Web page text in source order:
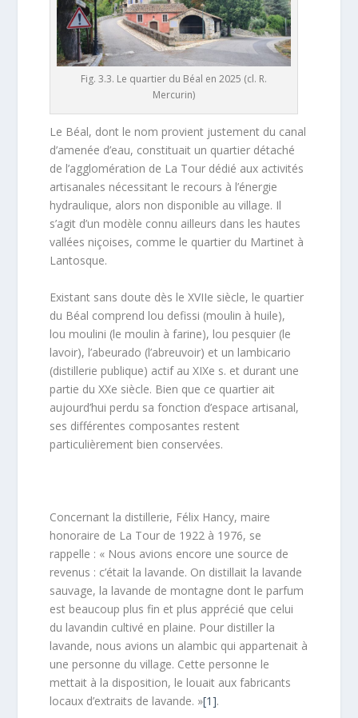
Fig. 3.3. Le quartier du Béal en 2025 (cl. R.
Mercurin)
Le Béal, dont le nom provient justement du canal
d’amenée d’eau, constituait un quartier détaché
de l’agglomération de La Tour dédié aux activités
artisanales nécessitant le recours à l’énergie
hydraulique, alors non disponible au village. Il
s’agit d’un modèle connu ailleurs dans les hautes
vallées niçoises, comme le quartier du Martinet à
Lantosque.
Existant sans doute dès le XVIIe siècle, le quartier
du Béal comprend lou defissi (moulin à huile),
lou moulini (le moulin à farine), lou pesquier (le
lavoir), l’abeurado (l’abreuvoir) et un lambicario
(distillerie publique) actif au XIXe s. et durant une
partie du XXe siècle. Bien que ce quartier ait
aujourd’hui perdu sa fonction d’espace artisanal,
ses différentes composantes restent
particulièrement bien conservées.
Concernant la distillerie, Félix Hancy, maire
honoraire de La Tour de 1922 à 1976, se
rappelle : « Nous avions encore une source de
revenus : c’était la lavande. On distillait la lavande
sauvage, la lavande de montagne dont le parfum
est beaucoup plus fin et plus apprécié que celui
du lavandin cultivé en plaine. Pour distiller la
lavande, nous avions un alambic qui appartenait à
une personne du village. Cette personne le
mettait à la disposition, le louait aux fabricants
locaux d’extraits de lavande. »[1].